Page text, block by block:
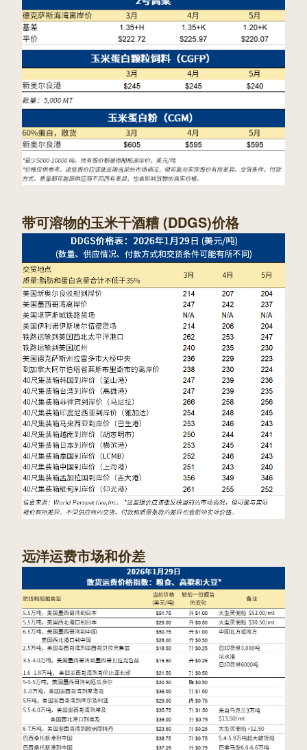
带可溶物的玉米干酒糟 (DDGS)价格
远洋运费市场和价差